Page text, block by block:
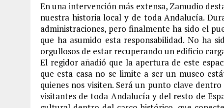
En una intervención más extensa, Zamudio
nuestra historia local y de toda Andalucía.
administraciones, pero finalmente ha sido el
que ha asumido esta responsabilidad. No ha
orgullosos de estar recuperando un edificio
El regidor añadió que la apertura de este
que esta casa no se limite a ser un museo
quienes nos visiten. Será un punto clave
visitantes de toda Andalucía y del resto de